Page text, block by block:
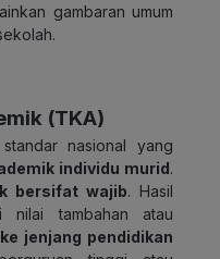
gambaran umum
(TKA)
nasional yang
individu murid.
bersifat wajib. Hasil
nilai tambahan atau
jenjang pendidikan